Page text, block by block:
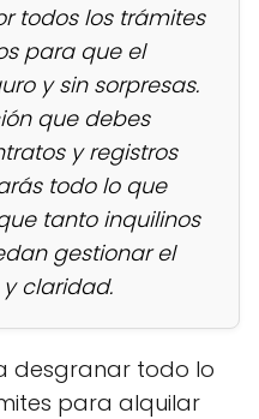
todos los trámites
para que el
y sin sorpresas.
que debes
y registros
todo lo que
tanto inquilinos
gestionar el
claridad.
desgranar todo lo
para alquilar